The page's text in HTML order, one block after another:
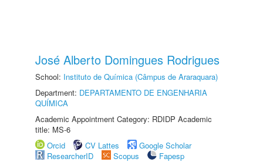
José Alberto Domingues Rodrigues
School: Instituto de Química (Câmpus de Araraquara)
Department: DEPARTAMENTO DE ENGENHARIA
QUÍMICA
Academic Appointment Category: RDIDP Academic
title: MS-6
Orcid
CV Lattes
Google Scholar
ResearcherID
Scopus
Fapesp